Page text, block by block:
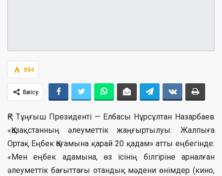
994
Бөлісу
ҚР Тұңғыш Президенті — Елбасы Нұрсұлтан Назарбаев
«Қазақстанның әлеуметтік жаңғыртылуы: Жалпыға
Ортақ Еңбек Қоғамына қарай 20 қадам» атты еңбегінде:
«Мен еңбек адамына, өз ісінің білгіріне арналған
әлеуметтік бағыттағы отандық мәдени өнімдер (кино,